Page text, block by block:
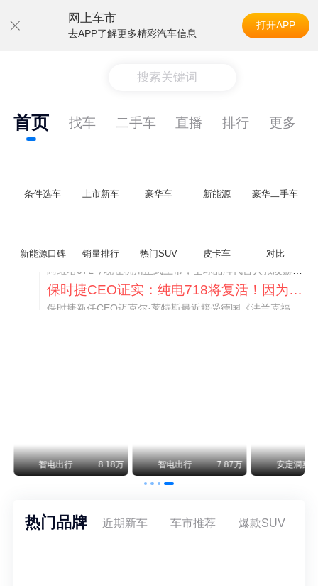
网上车市
去APP了解更多精彩汽车信息
打开APP
搜索关键词
首页 找车 二手车 直播 排行 更多
条件选车 上市新车 豪华车 新能源 豪华二手车
新能源口碑 销量排行 热门SUV 皮卡车 对比阿维塔07L限时权益价21.99万起，张凌赫成首位车主
保时捷CEO证实：纯电718将复活！因为奥迪需要
智电出行 8.18万 智电出行 7.87万 安定洞察
热门品牌 近期新车 车市推荐 爆款SUV